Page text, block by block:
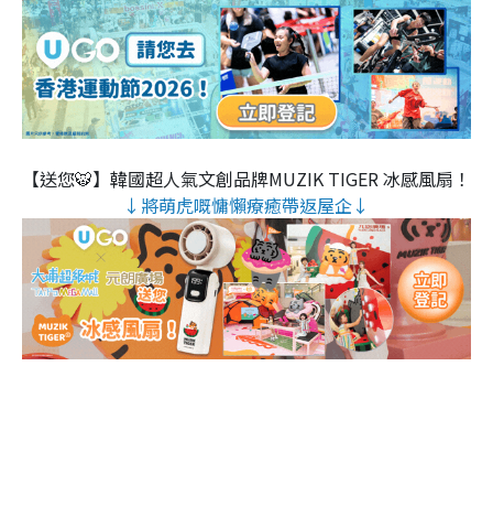
【送您🐯】韓國超人氣文創品牌MUZIK TIGER 冰感風扇！
↓將萌虎嘅慵懶療癒帶返屋企↓